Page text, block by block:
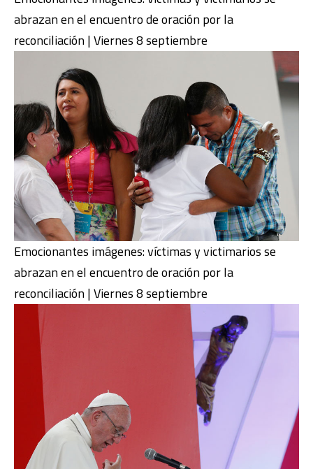
abrazan en el encuentro de oración por la
reconciliación | Viernes 8 septiembre
Emocionantes imágenes: víctimas y victimarios se
abrazan en el encuentro de oración por la
reconciliación | Viernes 8 septiembre